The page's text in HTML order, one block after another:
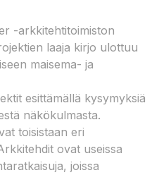
-arkkitehtitoimiston
laaja kirjo ulottuu
maisema- ja
esittämällä kysymyksiä
näkökulmasta.
toisistaan eri
ovat useissa
joissa